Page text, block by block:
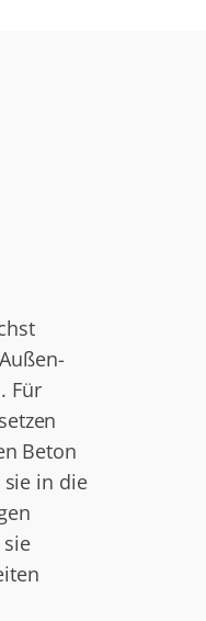
Für
Beton
in die